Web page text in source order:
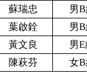
蘇瑞忠
男
葉啟銓
男
黃文良
男
陳萩芬 女